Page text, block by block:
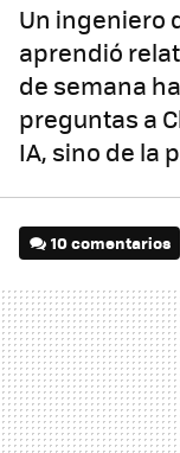
Un ingeniero
aprendió
de semana
preguntas a
IA, sino de la
10 comentarios